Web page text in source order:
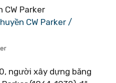
CW Parker /
người xây dựng băng